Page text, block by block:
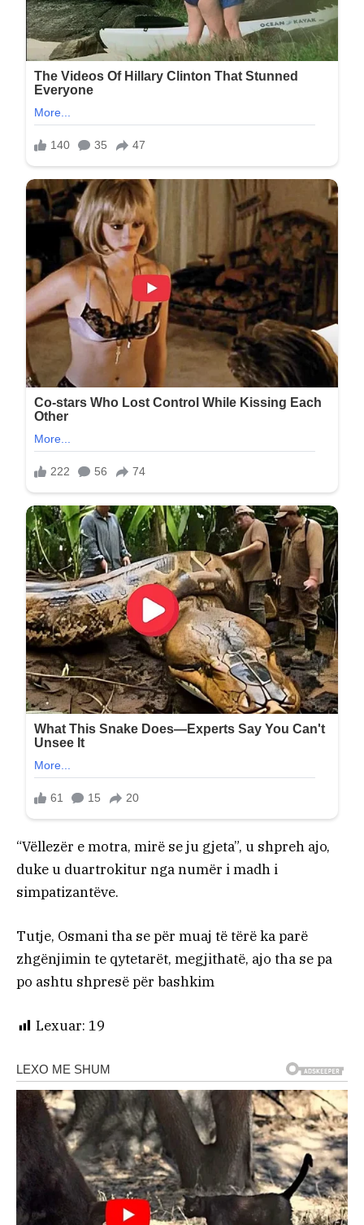
“Vëllezër e motra, mirë se ju gjeta”, u shpreh ajo,
duke u duartrokitur nga numër i madh i
simpatizantëve.
Tutje, Osmani tha se për muaj të tërë ka parë
zhgënjimin te qytetarët, megjithatë, ajo tha se pa
po ashtu shpresë për bashkim
Lexuar: 19